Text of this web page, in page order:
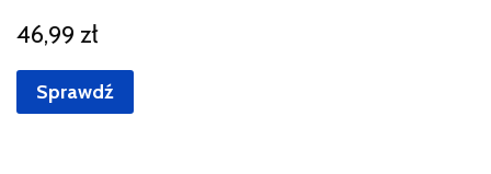
46,99 zł
Sprawdź